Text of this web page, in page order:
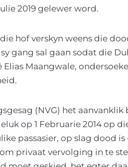
2019 gelewer word.
hof verskyn weens die
gang sal gaan sodat die
Elias Maangwale,
(NVG) het
op 1 Februarie 2014 op
passasier, op slag dood
privaat vervolging in te